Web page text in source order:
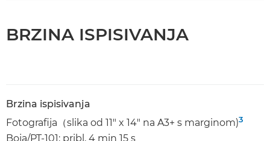
BRZINA ISPISIVANJA
Brzina ispisivanja
Fotografija（slika od 11" x 14" na A3+ s marginom)3
Boja/PT-101: pribl. 4 min 15 s